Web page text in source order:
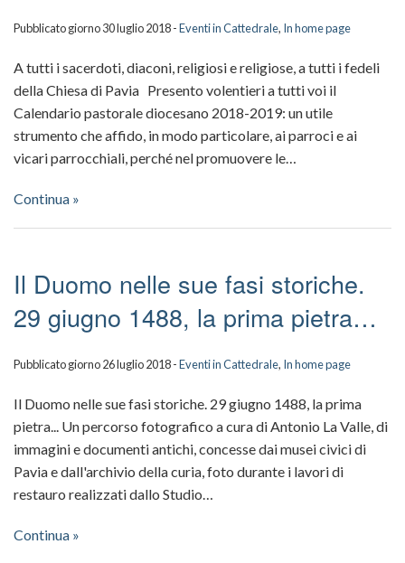
Pubblicato giorno 30 luglio 2018 -Eventi in Cattedrale, In home page
A tutti i sacerdoti, diaconi, religiosi e religiose, a tutti i fedeli
della Chiesa di Pavia Presento volentieri a tutti voi il
Calendario pastorale diocesano 2018-2019: un utile
strumento che affido, in modo particolare, ai parroci e ai
vicari parrocchiali, perché nel promuovere le…
Continua »
Il Duomo nelle sue fasi storiche.
29 giugno 1488, la prima pietra…
Pubblicato giorno 26 luglio 2018 -Eventi in Cattedrale, In home page
Il Duomo nelle sue fasi storiche. 29 giugno 1488, la prima
pietra... Un percorso fotografico a cura di Antonio La Valle, di
immagini e documenti antichi, concesse dai musei civici di
Pavia e dall'archivio della curia, foto durante i lavori di
restauro realizzati dallo Studio…
Continua »